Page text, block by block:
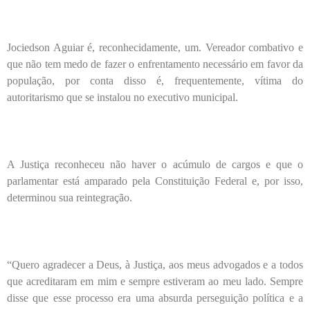
Jociedson Aguiar é, reconhecidamente, um. Vereador combativo e
que não tem medo de fazer o enfrentamento necessário em favor da
população, por conta disso é, frequentemente, vítima do
autoritarismo que se instalou no executivo municipal.
A Justiça reconheceu não haver o acúmulo de cargos e que o
parlamentar está amparado pela Constituição Federal e, por isso,
determinou sua reintegração.
“Quero agradecer a Deus, à Justiça, aos meus advogados e a todos
que acreditaram em mim e sempre estiveram ao meu lado. Sempre
disse que esse processo era uma absurda perseguição política e a